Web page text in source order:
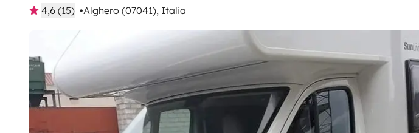
4,6 (15) Alghero (07041), Italia